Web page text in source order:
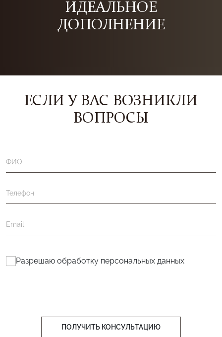
ИДЕАЛЬНОЕ
ДОПОЛНЕНИЕ
ЕСЛИ У ВАС ВОЗНИКЛИ
ВОПРОСЫ
Разрешаю обработку персональных данных
ПОЛУЧИТЬ КОНСУЛЬТАЦИЮ